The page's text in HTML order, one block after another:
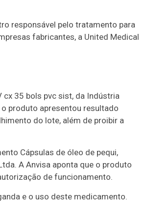
responsável pelo tratamento para
fabricantes, a United Medical
35 bols pvc sist, da Indústria
produto apresentou resultado
do lote, além de proibir a
Cápsulas de óleo de pequi,
A Anvisa aponta que o produto
de funcionamento.
e o uso deste medicamento.